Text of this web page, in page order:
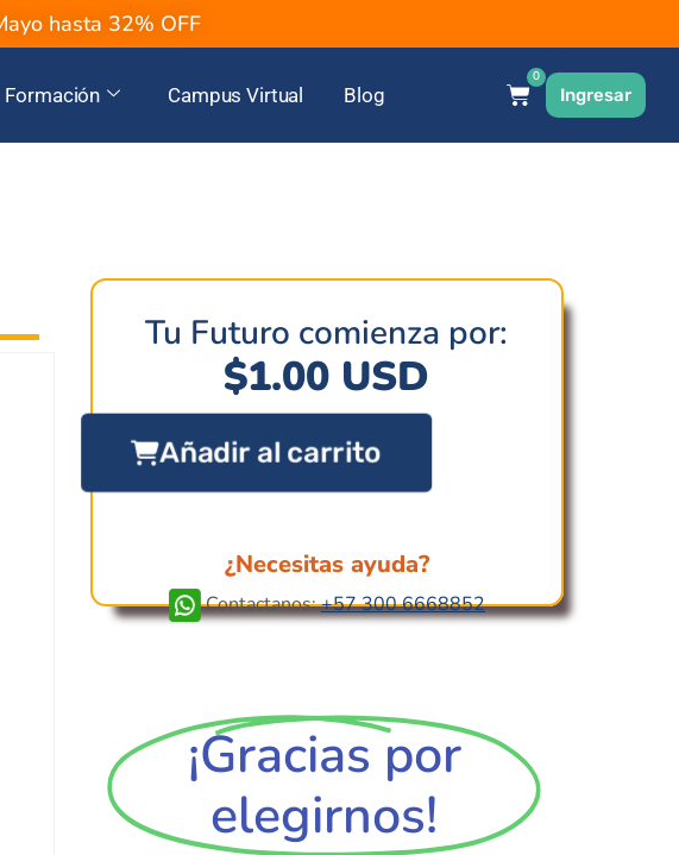
hasta 32% OFF
Formación Campus Virtual Blog
0
Ingresar
Tu Futuro comienza por:
$1.00 USD
Añadir al carrito
¿Necesitas ayuda?
Contactanos:+57 300 6668852
¡Gracias por
elegirnos!